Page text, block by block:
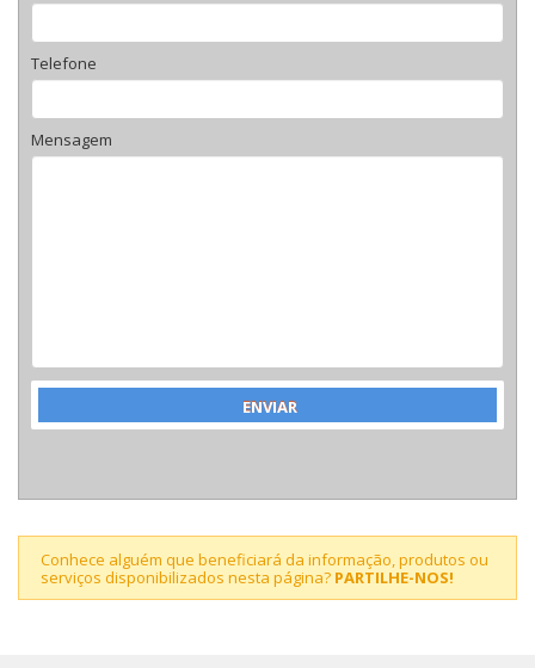
Telefone
Mensagem
Conhece alguém que beneficiará da informação, produtos ou
serviços disponibilizados nesta página? PARTILHE-NOS!